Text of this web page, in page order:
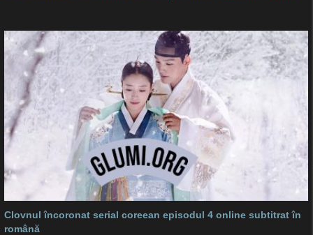
Clovnul încoronat serial coreean episodul 4 online subtitrat în
română